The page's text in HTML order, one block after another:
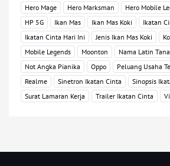
Hero Mage
Hero Marksman Hero Mobile
HP 5G
Ikan Mas Ikan Mas Koki
Ikatan
Ikatan Cinta Hari Ini
Jenis Ikan Mas Koki
Mobile Legends
Moonton
Nama Latin
Not Angka Pianika
Oppo
Peluang Usaha
Realme
Sinetron Ikatan Cinta
Sinopsis
Surat Lamaran Kerja
Trailer Ikatan Cinta